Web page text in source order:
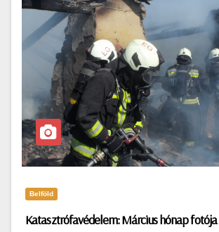
Belföld
Katasztrófavédelem: Március hónap fotója